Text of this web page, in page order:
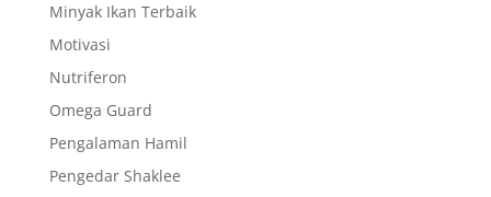
Minyak Ikan Terbaik
Motivasi
Nutriferon
Omega Guard
Pengalaman Hamil
Pengedar Shaklee